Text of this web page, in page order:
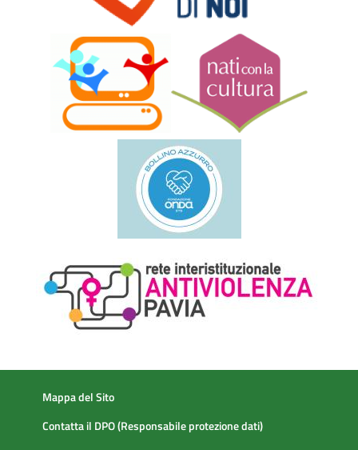
Mappa del Sito
Contatta il DPO (Responsabile protezione dati)